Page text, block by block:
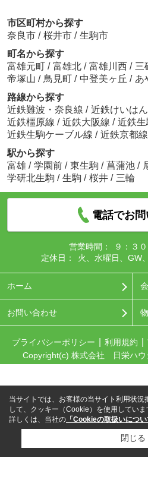
市区町村から探す
奈良市 / 桜井市 / 生駒市
町名から探す
富雄元町 / 富雄北 / 富雄川西 / 三
帝塚山 / 鳥見町 / 中登美ヶ丘 / あ
路線から探す
近鉄難波・奈良線 / 近鉄けいは
近鉄橿原線 / 近鉄大阪線 / 近鉄生
近鉄生駒ケーブル線 / 近鉄京都線
駅から探す
富雄 / 学園前 / 東生駒 / 菖蒲池 /
学研北生駒 / 生駒 / 桜井 / 三輪
電話でお
営業時間：
９：３
定休日：
火、水曜日、GW
ホーム
お問い合わせ
プライバシーポリシー 利用規約
Copyright(c) 株式会社 日栄ハウ
当サイトでは、お客様の当サイト利用状況
して、クッキー（Cookie）を使用していま
詳しくは、当社の 「Cookieの取扱いについ
閉じる